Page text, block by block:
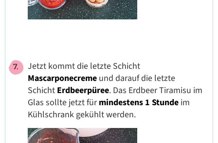
Jetzt kommt die letzte Schicht
Mascarponecreme und darauf die letzte
Schicht Erdbeerpüree. Das Erdbeer Tiramisu im
Glas sollte jetzt fürmindestens 1 Stunde im
Kühlschrank gekühlt werden.